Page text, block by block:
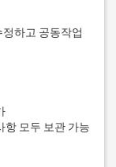
하고 공동작업
항 모두 보관 가능